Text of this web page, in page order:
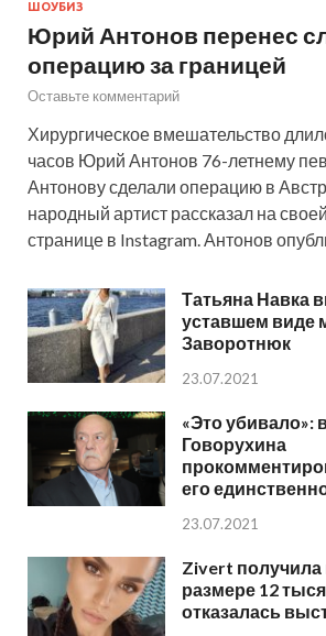
ШОУБИЗ
Юрий Антонов перенес
операцию за границей
Оставьте комментарий
Хирургическое вмешательство
часов Юрий Антонов 76-летнему
Антонову сделали операцию в
народный артист рассказал на
странице в Instagram. Антонов
Татьяна Навка
уставшем виде
Заворотнюк
23.07.2021
«Это убивало»:
Говорухина
его
23.07.2021
Zivert получила
размере 12
отказалась